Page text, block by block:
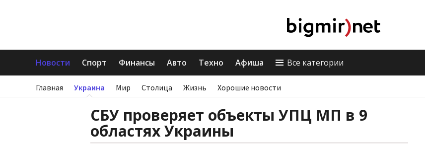
Новости Спорт Финансы Авто Техно Афиша Все категории
Главная Украина Мир Столица Жизнь Хорошие новости
СБУ проверяет объекты УПЦ МП в 9
областях Украины